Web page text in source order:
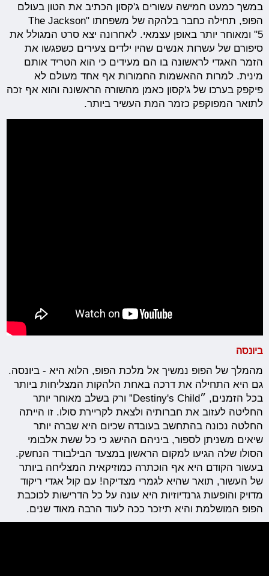
במשך כמעט חמישה עשורים ג'קסון הכתיב את הטון בעולם
הפופ, תחילה כחבר בלהקה של משפחתו "The Jackson
5" ומאוחר יותר באופן עצמאי. לאחרונה יצא סרט המגולל את
סיפורם של עשרות אנשים שהיו ילדים צעירים כשפגשו את
הזמר האגדי לראשונה בו הם מעידים כי הוא הטריד אותם
מינית. למרות ההאשמות החמורות אף אחד מעולם לא
פיקפק בערכו של ג'קסון כאמן מהשורה הראשונה והוא אף זכה
לתואר המפוקפק כזמר המת העשיר ביותר.
ביונסה
מהמלך של הפופ נמשיך אל מלכת הפופ, הלוא היא - ביונסה.
גם היא התחילה את דרכה באחת הלהקות המצליחות ביותר
בכל הזמנים, ״Destiny's Child” ורק בשלב מאוחר יותר
החליטה לעזוב את חברותיה ולצאת לקריירת סולו. זו הייתה
החלטה נכונה בהתחשב בעובדה שכיום היא שברה יותר
שיאים משניתן לספור, ביניהם ההישג כי כל ששת אלבומי
הסולו שלה הגיעו למקום הראשון במצעד הבילבורד הנחשק.
בעשור הקודם היא אף הוכתרה כמוזיקאית המצליחה ביותר
של העשור, תואר שהיא לגמרי מצדיקה! עם קול אגדי ריקוד
מדויק והופעות גרנדיוזיות היא עונה על כל הדרישות לכוכבת
הפופ המושלמת והיא תיזכר ככה לעוד הרבה מאוד שנים.